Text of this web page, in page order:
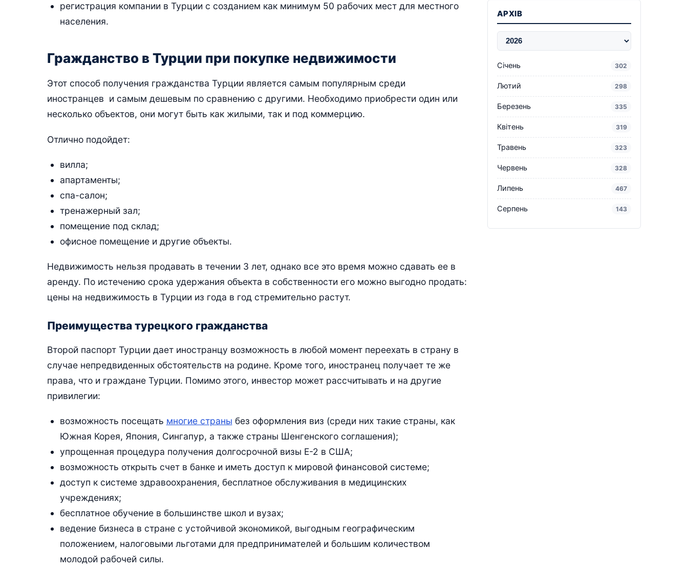
регистрация компании в Турции с созданием как минимум 50 рабочих мест для местного
населения.
Гражданство в Турции при покупке недвижимости
Этот способ получения гражданства Турции является самым популярным среди
иностранцев и самым дешевым по сравнению с другими. Необходимо приобрести один или
несколько объектов, они могут быть как жилыми, так и под коммерцию.
Отлично подойдет:
вилла;
апартаменты;
спа-салон;
тренажерный зал;
помещение под склад;
офисное помещение и другие объекты.
Недвижимость нельзя продавать в течении 3 лет, однако все это время можно сдавать ее в
аренду. По истечению срока удержания объекта в собственности его можно выгодно продать:
цены на недвижимость в Турции из года в год стремительно растут.
Преимущества турецкого гражданства
Второй паспорт Турции дает иностранцу возможность в любой момент переехать в страну в
случае непредвиденных обстоятельств на родине. Кроме того, иностранец получает те же
права, что и граждане Турции. Помимо этого, инвестор может рассчитывать и на другие
привилегии:
возможность посещать многие страны без оформления виз (среди них такие страны, как
Южная Корея, Япония, Сингапур, а также страны Шенгенского соглашения);
упрощенная процедура получения долгосрочной визы Е-2 в США;
возможность открыть счет в банке и иметь доступ к мировой финансовой системе;
доступ к системе здравоохранения, бесплатное обслуживания в медицинских
учреждениях;
бесплатное обучение в большинстве школ и вузах;
ведение бизнеса в стране с устойчивой экономикой, выгодным географическим
положением, налоговыми льготами для предпринимателей и большим количеством
молодой рабочей силы.
АРХІВ
Січень 302
Лютий 298
Березень 335
Квітень 319
Травень 323
Червень 328
Липень 467
Серпень 143